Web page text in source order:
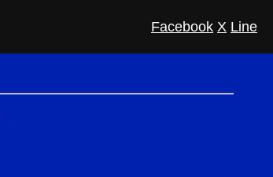
Facebook X Line